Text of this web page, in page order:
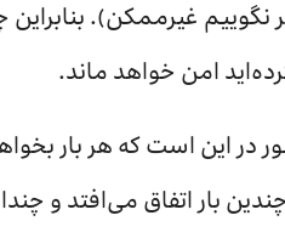
نگوییم غیرممکن).
امن خواهد ماند.
در این است که هر بار
بار اتفاق می‌افتد و